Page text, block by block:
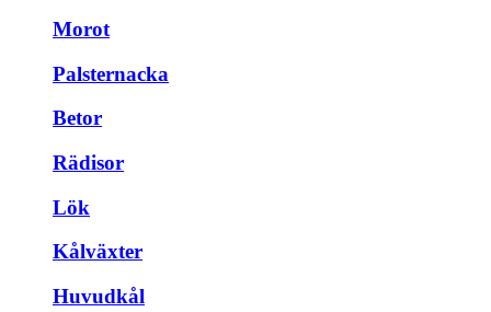
Morot
Palsternacka
Betor
Rädisor
Lök
Kålväxter
Huvudkål